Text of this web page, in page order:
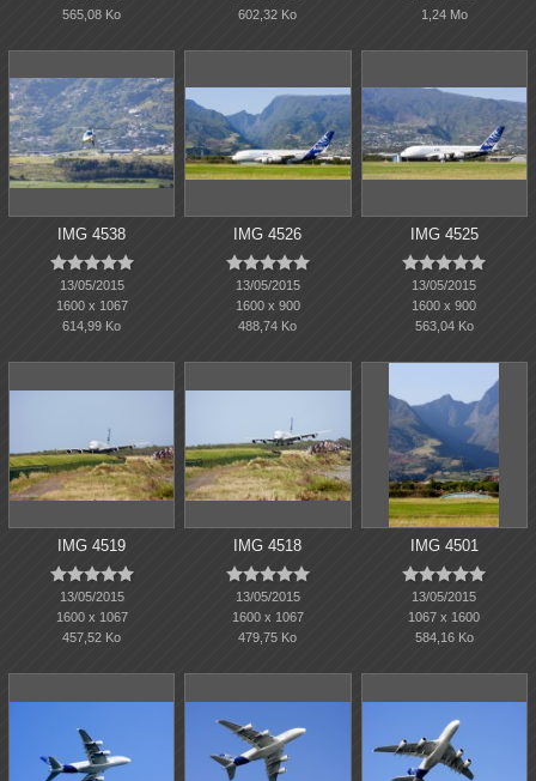
565,08 Ko
602,32 Ko
1,24 Mo
IMG 4538

13/05/2015
1600 x 1067
614,99 Ko
IMG 4526

13/05/2015
1600 x 900
488,74 Ko
IMG 4525

13/05/2015
1600 x 900
563,04 Ko
IMG 4519

13/05/2015
1600 x 1067
457,52 Ko
IMG 4518

13/05/2015
1600 x 1067
479,75 Ko
IMG 4501

13/05/2015
1067 x 1600
584,16 Ko